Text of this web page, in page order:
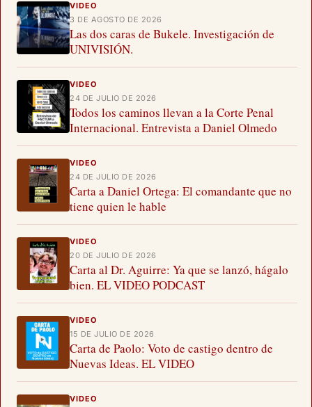
VIDEO
3 DE AGOSTO DE 2026
Las dos caras de Bukele. Investigación de
UNIVISIÓN.
VIDEO
24 DE JULIO DE 2026
Todos los caminos llevan a la Corte Penal
Internacional. Entrevista a Daniel Olmedo
VIDEO
24 DE JULIO DE 2026
Carta a Daniel Ortega: El comandante que no
tiene quien le hable
VIDEO
20 DE JULIO DE 2026
Carta al Dr. Aguirre: Ya que se lanzó, hágalo
bien. EL VIDEO PODCAST
VIDEO
15 DE JULIO DE 2026
Carta de Paolo: Voto de castigo dentro de
Nuevas Ideas. EL VIDEO
VIDEO